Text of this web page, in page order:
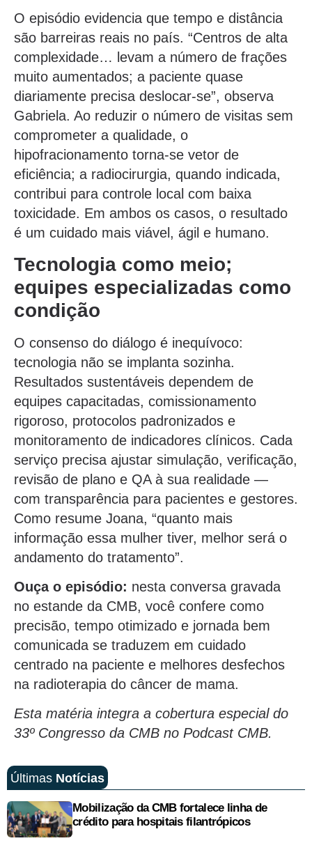
O episódio evidencia que tempo e distância
são barreiras reais no país. “Centros de alta
complexidade… levam a número de frações
muito aumentados; a paciente quase
diariamente precisa deslocar-se”, observa
Gabriela. Ao reduzir o número de visitas sem
comprometer a qualidade, o
hipofracionamento torna-se vetor de
eficiência; a radiocirurgia, quando indicada,
contribui para controle local com baixa
toxicidade. Em ambos os casos, o resultado
é um cuidado mais viável, ágil e humano.
Tecnologia como meio;
equipes especializadas como
condição
O consenso do diálogo é inequívoco:
tecnologia não se implanta sozinha.
Resultados sustentáveis dependem de
equipes capacitadas, comissionamento
rigoroso, protocolos padronizados e
monitoramento de indicadores clínicos. Cada
serviço precisa ajustar simulação, verificação,
revisão de plano e QA à sua realidade —
com transparência para pacientes e gestores.
Como resume Joana, “quanto mais
informação essa mulher tiver, melhor será o
andamento do tratamento”.
Ouça o episódio: nesta conversa gravada
no estande da CMB, você confere como
precisão, tempo otimizado e jornada bem
comunicada se traduzem em cuidado
centrado na paciente e melhores desfechos
na radioterapia do câncer de mama.
Esta matéria integra a cobertura especial do
33º Congresso da CMB no Podcast CMB.
Últimas Notícias
Mobilização da CMB fortalece linha de
crédito para hospitais filantrópicos